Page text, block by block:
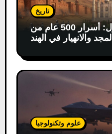
تاريخ
إمبراطورية المغول: أسرار 500 عام من
المجد والانهيار في الهند
علوم وتكنولوجيا